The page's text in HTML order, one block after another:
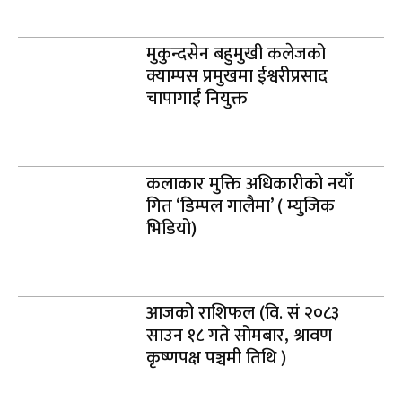
मुकुन्दसेन बहुमुखी कलेजको
क्याम्पस प्रमुखमा ईश्वरीप्रसाद
चापागाईं नियुक्त
कलाकार मुक्ति अधिकारीको नयाँ
गित ‘डिम्पल गालैमा’ ( म्युजिक
भिडियो)
आजको राशिफल (वि. सं २०८३
साउन १८ गते सोमबार, श्रावण
कृष्णपक्ष पञ्चमी तिथि )